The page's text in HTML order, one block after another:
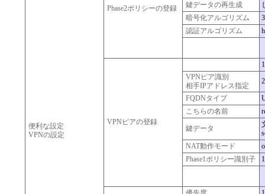
便利な設定
VPNの設定
Phase2ポリシーの登録
鍵データの再生成
暗号化アルゴリズム
認証アルゴリズム
VPNピアの登録
1
VPNピア識別
相手IPアドレス指定
FQDNタイプ
こちらの名前
鍵データ
NAT動作モード
Phase1ポリシー識別子
1